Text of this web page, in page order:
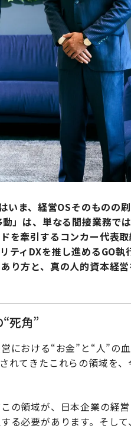
いま、経営OSそのものの
」は、単なる間接業務で
を牽引するコンカー代表取
ティDXを推し進めるGO
り方と、真の人的資本経営
死角”
おける“お金”と“人”の
れてきたこれらの領域を
の領域が、日本企業の経
る必要があります。そし